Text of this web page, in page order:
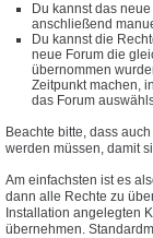
Du kannst das
anschließend
Du kannst die
neue Forum die
übernommen
Zeitpunkt machen,
das Forum
Beachte bitte, dass
werden müssen, damit
Am einfachsten ist es
dann alle Rechte zu
Installation angelegten
übernehmen.